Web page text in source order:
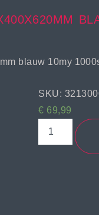
blauw 10my
SKU:
€ 69,99